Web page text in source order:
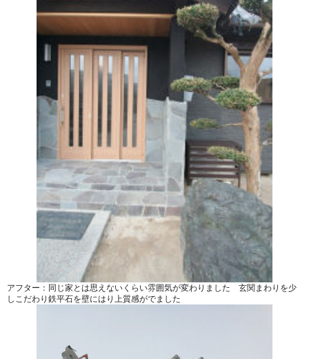
アフター：同じ家とは思えないくらい雰囲気が変わりました 玄関まわりを少
しこだわり鉄平石を壁にはり上質感がでました